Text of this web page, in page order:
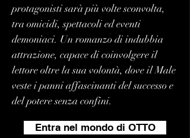
protagonisti sarà più volte sconvolta,
tra omicidi, spettacoli ed eventi
demoniaci. Un romanzo di indubbia
attrazione, capace di coinvolgere il
lettore oltre la sua volontà, dove il Male
veste i panni affascinanti del successo e
del potere senza confini.
Entra nel mondo di OTTO